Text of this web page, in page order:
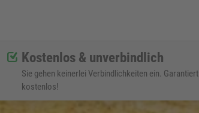
Kostenlos & unverbindlich
Sie gehen keinerlei Verbindlichkeiten ein. Garantiert
kostenlos!